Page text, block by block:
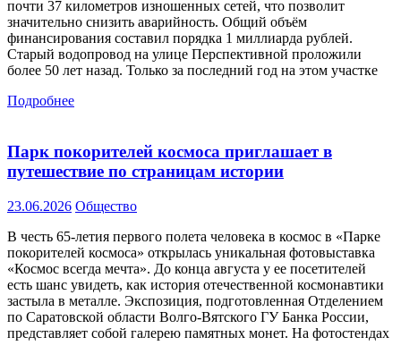
почти 37 километров изношенных сетей, что позволит
значительно снизить аварийность. Общий объём
финансирования составил порядка 1 миллиарда рублей.
Старый водопровод на улице Перспективной проложили
более 50 лет назад. Только за последний год на этом участке
Подробнее
Парк покорителей космоса приглашает в
путешествие по страницам истории
23.06.2026 Общество
В честь 65-летия первого полета человека в космос в «Парке
покорителей космоса» открылась уникальная фотовыставка
«Космос всегда мечта». До конца августа у ее посетителей
есть шанс увидеть, как история отечественной космонавтики
застыла в металле. Экспозиция, подготовленная Отделением
по Саратовской области Волго-Вятского ГУ Банка России,
представляет собой галерею памятных монет. На фотостендах